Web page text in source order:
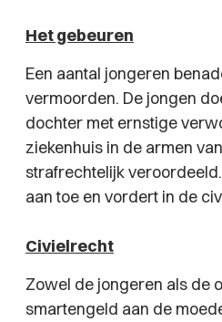
Het gebeuren
Een aantal jongeren
vermoorden. De jongen
dochter met ernstige
ziekenhuis in de armen
strafrechtelijk
aan toe en vordert in de
Civielrecht
Zowel de jongeren als de
smartengeld aan de